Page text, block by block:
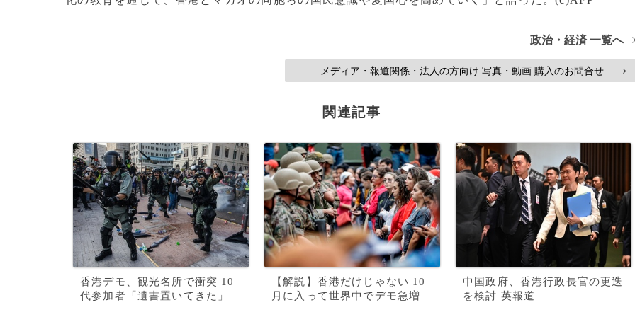
政治・経済 一覧へ
メディア・報道関係・法人の方向け 写真・動画 購入のお問合せ >
関連記事
香港デモ、観光名所で衝突 10
代参加者「遺書置いてきた」
【解説】香港だけじゃない 10
月に入って世界中でデモ急増
中国政府、香港行政長官の更迭
を検討 英報道